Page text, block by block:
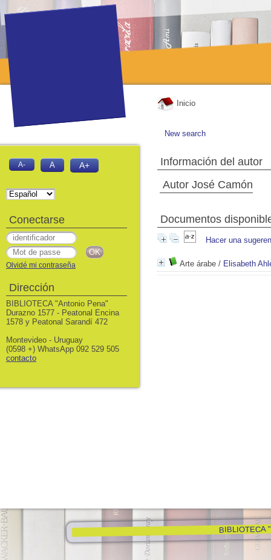
Inicio
New search
Información del autor
Autor José Camón
Documentos
Hacer una
Arte árabe / Elisabeth
BIBLIOTECA
A- A A+
Conectarse
Olvidé mi contraseña
Dirección
BIBLIOTECA "Antonio Pena"
Durazno 1577 - Peatonal Encina
1578 y Peatonal Sarandí 472
Montevideo - Uruguay
(0598 +) WhatsApp 092 529 505
contacto